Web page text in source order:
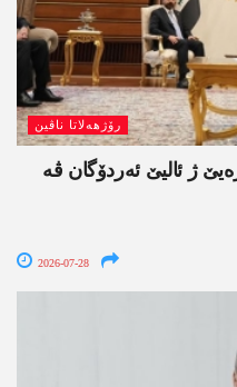
رۆژھەلاتا ناڤین
ژ ئالیێ ئەردۆگان ڤە
2026-07-28